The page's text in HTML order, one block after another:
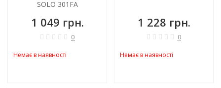
SOLO 301FA
1 049 грн.
0
Немає в наявності
1 228 грн.
0
Немає в наявності